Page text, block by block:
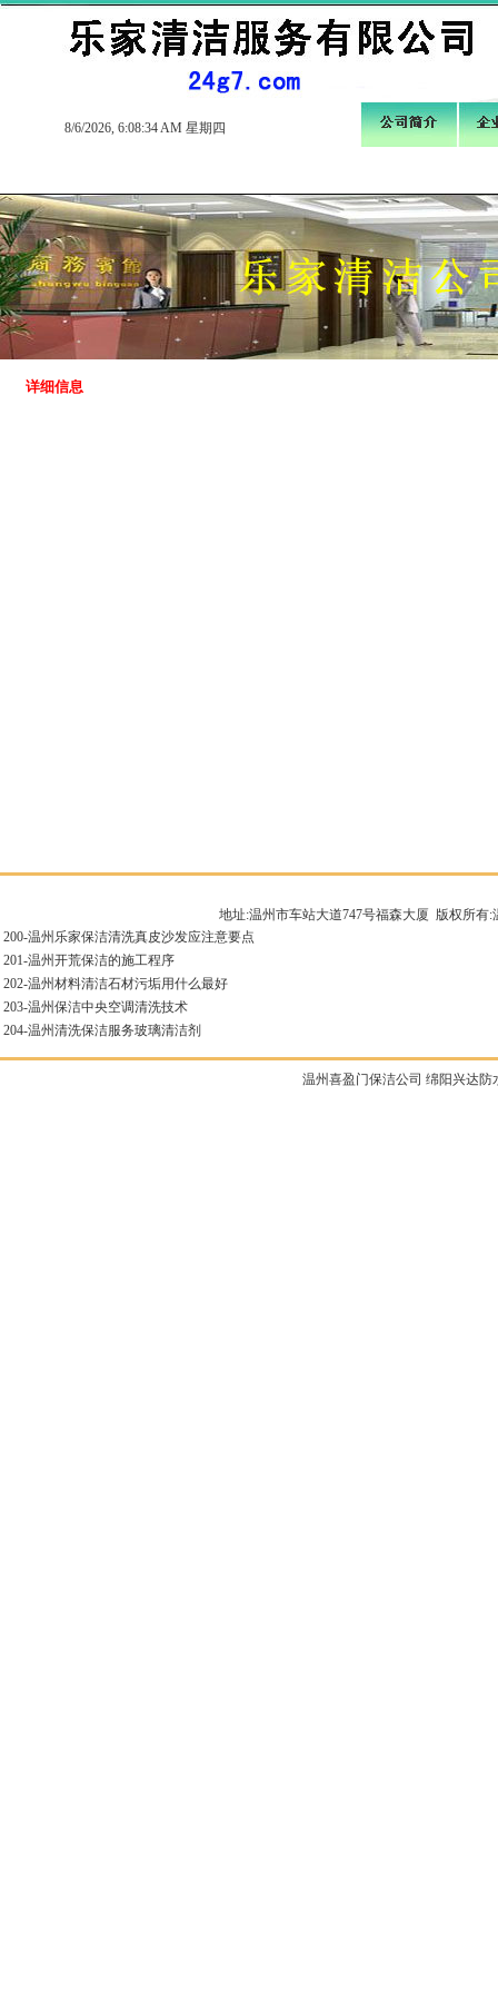
8/6/2026, 6:08:34 AM 星期四
详细信息
地址:温州市车站大道747号福森大厦 版权所有
200-温州乐家保洁清洗真皮沙发应注意要点
201-温州开荒保洁的施工程序
202-温州材料清洁石材污垢用什么最好
203-温州保洁中央空调清洗技术
204-温州清洗保洁服务玻璃清洁剂
温州喜盈门保洁公司 绵阳兴达防